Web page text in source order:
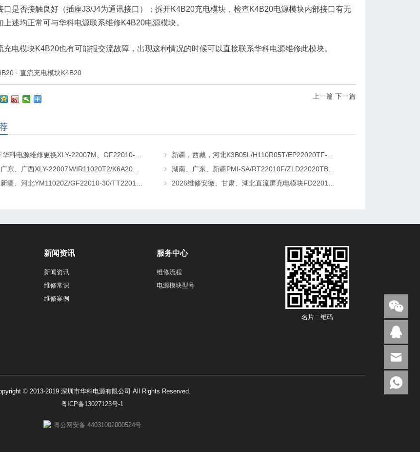
口是否接触良好（插座J3/J4为通讯接口）；拆开K4B20充电模块，检查K4B20电源模块内部接口有无
上述均正常可与华科电源联系维修K4B20电源模块。
充电模块K4B20也有可能报交流故障，出现这种情况的时候可以直接联系华科电源维修此模块。
· 直流充电模块K4B20
上一篇 下一篇
湖南、广东、新疆PMI-SA/RT22010F/ZLD22020TB电源模块维修更换
新闻资讯
新闻资讯
维修常识
维修案例
服务中心
维修流程
电源模块型号
名片二维码
© 2013-2019 深圳市华科电源有限公司 All Rights Reserved.
粤ICP备13027123号-1
粤公网安备 44031002000524号